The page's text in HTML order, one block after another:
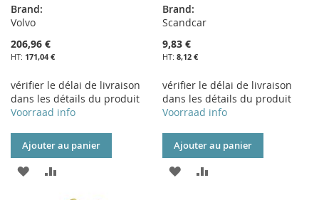
Brand:
Volvo
206,96 €
171,04 €
vérifier le délai de livraison
dans les détails du produit
Voorraad info
Ajouter au panier
AJOUTER
Brand:
Scandcar
9,83 €
8,12 €
vérifier le délai de livraison
dans les détails du produit
Voorraad info
Ajouter au panier
AJOUTER